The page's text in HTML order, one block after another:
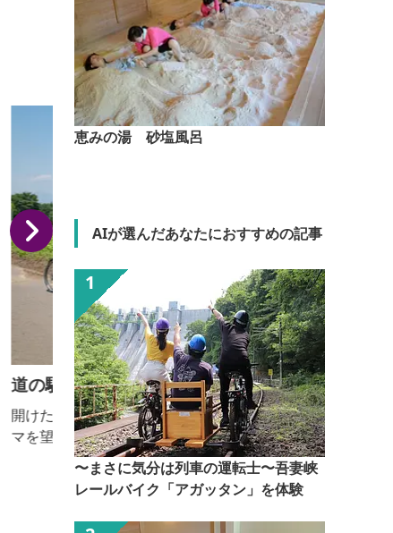
道の駅あぐりーむ昭和 レンタサイクル
開けた広大な大地の向こうにそびえる山々の大パノラ
マを望み、日本有数の河岸段丘沿いを走るのも、昭和
村ならではのサイクリングです。自転車はクロスバイ
クをお貸ししますので、安心して運転していただけま
す。また、お子さま（身長130cm以上）の自転車もご
ざいますので家族みんなでお楽しみいただけます。
恵みの湯 砂塩風呂
AIが選んだあなたにおすすめの記事
〜まさに気分は列車の運転士〜吾妻峡
レールバイク「アガッタン」を体験